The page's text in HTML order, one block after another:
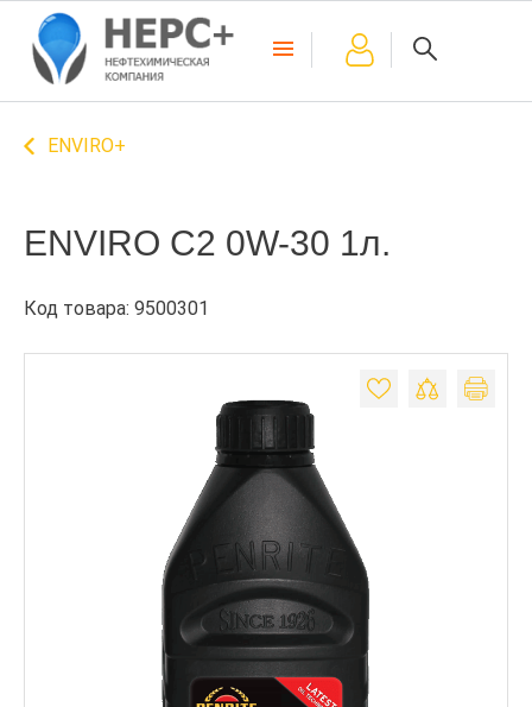
ENVIRO+
ENVIRO C2 0W-30 1л.
Код товара: 9500301